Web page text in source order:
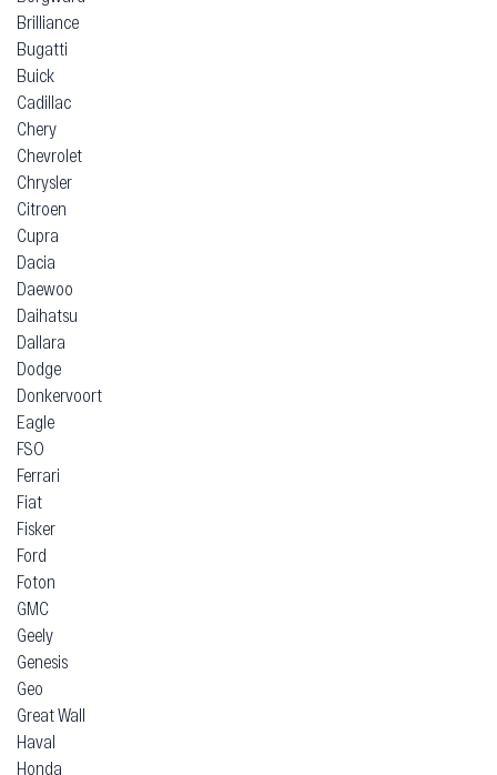
Brilliance
Bugatti
Buick
Cadillac
Chery
Chevrolet
Chrysler
Citroen
Cupra
Dacia
Daewoo
Daihatsu
Dallara
Dodge
Donkervoort
Eagle
FSO
Ferrari
Fiat
Fisker
Ford
Foton
GMC
Geely
Genesis
Geo
Great Wall
Haval
Honda